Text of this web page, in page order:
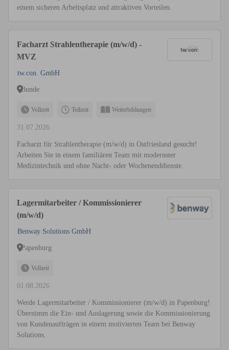
einem sicheren Arbeitsplatz und attraktiven Vorteilen.
Facharzt Strahlentherapie (m/w/d) -
MVZ
tw.con. GmbH
Bunde
Vollzeit Teilzeit Weiterbildungen
31.07.2026
Facharzt für Strahlentherapie (m/w/d) in Ostfriesland gesucht!
Arbeiten Sie in einem familiären Team mit modernster
Medizintechnik und ohne Nacht- oder Wochenenddienste.
Lagermitarbeiter / Kommissionierer
(m/w/d)
Benway Solutions GmbH
Papenburg
Vollzeit
01.08.2026
Werde Lagermitarbeiter / Kommissionierer (m/w/d) in Papenburg!
Übernimm die Ein- und Auslagerung sowie die Kommissionierung
von Kundenaufträgen in einem motivierten Team bei Benway
Solutions.